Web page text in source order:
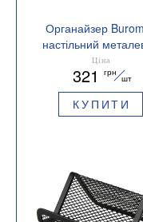
Органайзер
настільний
срібний BM.6247-
Ціна
321 грн
шт
КУПИТИ